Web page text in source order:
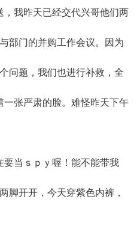
我昨天已经交代兴哥他们两
部门的并购工作会议。因为
问题，我们也进行补救，全
一张严肃的脸。难怪昨天下午
当ｓｐｙ喔！能不能带我
脚开开，今天穿紫色内裤，